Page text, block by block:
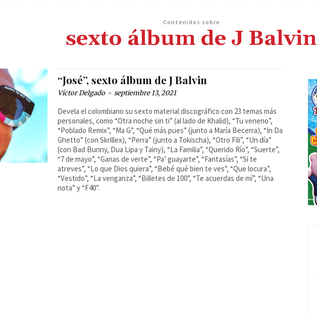
Contenidos sobre
sexto álbum de J Balvin
“José”, sexto álbum de J Balvin
Víctor Delgado - septiembre 13, 2021
Devela el colombiano su sexto material discográfico con 23 temas más
personales, como “Otra noche sin ti” (al lado de Khalid), “Tu veneno”,
“Poblado Remix”, “Ma G”, “Qué más pues” (junto a María Becerra), “In Da
Ghetto” (con Skrillex), “Perra” (junto a Tokischa), “Otro Fili”, “Un día”
(con Bad Bunny, Dua Lipa y Tainy), “La Familia”, “Querido Río”, “Suerte”,
“7 de mayo”, “Ganas de verte”, “Pa’ guayarte”, “Fantasías”, “Si te
atreves”, “Lo que Dios quiera”, “Bebé qué bien te ves”, “Que locura”,
“Vestido”, “La venganza”, “Billetes de 100”, “Te acuerdas de mí”, “Una
nota” y “F40”.